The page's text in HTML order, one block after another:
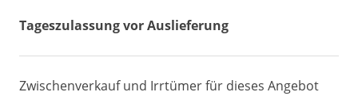
Tageszulassung vor Auslieferung
Zwischenverkauf und Irrtümer für dieses Angebot